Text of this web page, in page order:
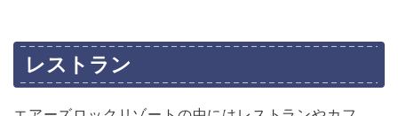
レストラン